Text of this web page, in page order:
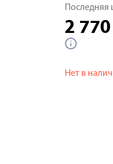
2 770
Нет в